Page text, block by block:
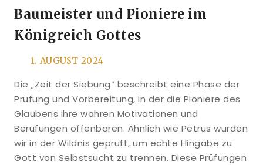
Baumeister und Pioniere im
Königreich Gottes
1. AUGUST 2024
Die „Zeit der Siebung“ beschreibt eine Phase der
Prüfung und Vorbereitung, in der die Pioniere des
Glaubens ihre wahren Motivationen und
Berufungen offenbaren. Ähnlich wie Petrus wurden
wir in der Wildnis geprüft, um echte Hingabe zu
Gott von Selbstsucht zu trennen. Diese Prüfungen